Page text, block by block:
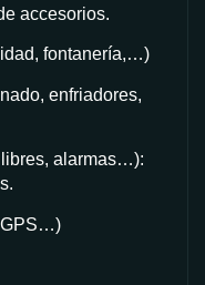
accesorios.
fontanería,…)
enfriadores,
alarmas…):
GPS…)